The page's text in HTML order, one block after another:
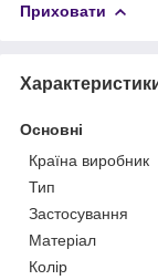
Приховати
Основні
Країна виробник
Тип
Застосування
Матеріал
Колір